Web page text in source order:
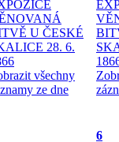
U ČESKÉ
28. 6.
všechny
ze dne
6